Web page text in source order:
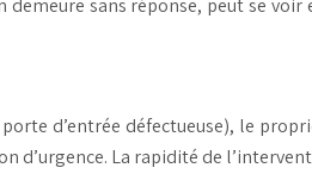
sans réponse, peut se
d’entrée défectueuse), le
d’urgence. La rapidité de